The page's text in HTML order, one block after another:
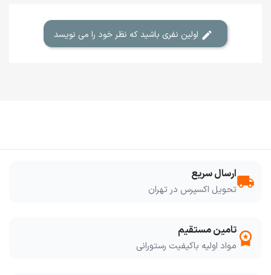
local_shippingارسال سریع
تحویل اکسپرس در تهران
workspace_premium تامین مستقیم
مواد اولیه باکیفیت رستورانی